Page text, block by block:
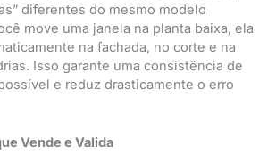
diferentes do mesmo modelo
move uma janela na planta baixa, ela
na fachada, no corte e na
Isso garante uma consistência de
e reduz drasticamente o erro
Vende e Valida